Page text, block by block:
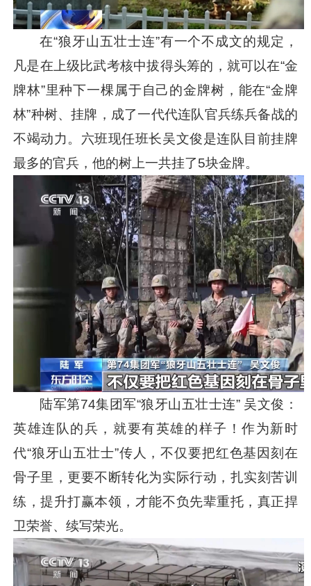
在“狼牙山五壮士连”有一个不成文的规定，
凡是在上级比武考核中拔得头筹的，就可以在“金
牌林”里种下一棵属于自己的金牌树，能在“金牌
林”种树、挂牌，成了一代代连队官兵练兵备战的
不竭动力。六班现任班长吴文俊是连队目前挂牌
最多的官兵，他的树上一共挂了5块金牌。
陆军第74集团军“狼牙山五壮士连” 吴文俊：
英雄连队的兵，就要有英雄的样子！作为新时
代“狼牙山五壮士”传人，不仅要把红色基因刻在
骨子里，更要不断转化为实际行动，扎实刻苦训
练，提升打赢本领，才能不负先辈重托，真正捍
卫荣誉、续写荣光。